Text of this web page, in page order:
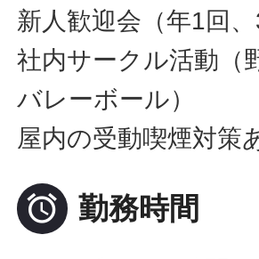
新人歓迎会（年1回、
社内サークル活動（
バレーボール）
屋内の受動喫煙対策
 勤務時間